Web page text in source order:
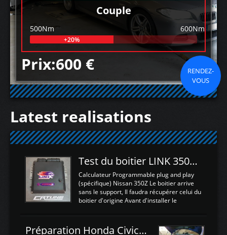
Couple
500Nm 600Nm
+20%
Prix:600 €
RENDEZ-
VOUS
Latest realisations
Test du boitier LINK 350Z Plugin ECU
Calculateur Programmable plug and play
(spécifique) Nissan 350Z Le boitier arrive
sans le support, Il faudra récupérer celui du
boitier d'origine Avant d'installer le
d'envoyer l'information de la large bande
Préparation Honda Civic Type R FK2